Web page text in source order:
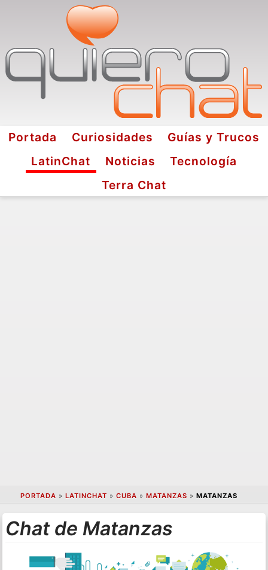
Portada Curiosidades
Guías y Trucos
LatinChat
Noticias
Tecnología
Terra Chat
PORTADA » LATINCHAT » CUBA » MATANZAS » MATANZAS
Chat de Matanzas